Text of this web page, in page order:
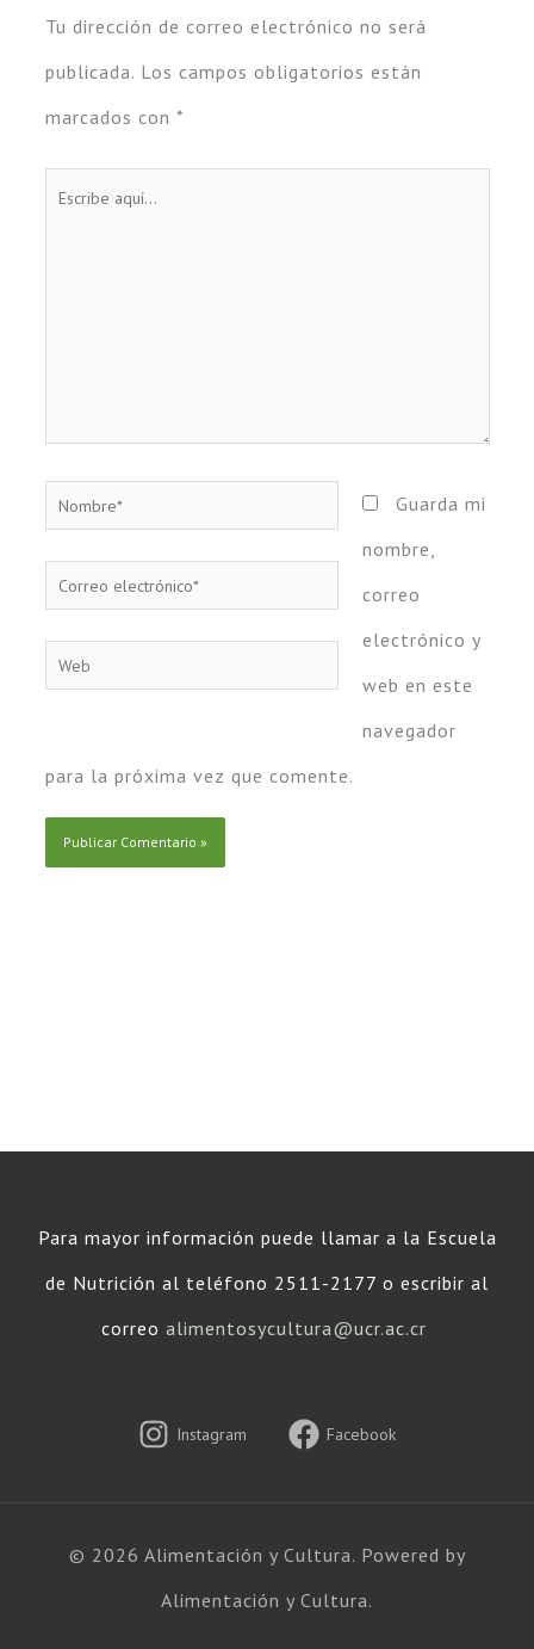
Tu dirección de correo electrónico no será
publicada. Los campos obligatorios están
marcados con *
Nombre*
Correo
Web
Guarda mi
nombre,
correo
electrónico y
web en este
navegador
para la próxima vez que comente.
Para mayor información puede llamar a la Escuela
de Nutrición al teléfono 2511-2177 o escribir al
correo alimentosycultura@ucr.ac.cr
Instagram Facebook
© 2026 Alimentación y Cultura. Powered by
Alimentación y Cultura.